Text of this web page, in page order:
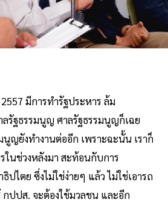
มีการทำรัฐประหาร ล้ม
รัฐธรรมนูญ ศาลรัฐธรรมนูญก็เฉย
นูญยังทำงานต่ออีก เพราะฉะนั้น เราก็
ในช่วงหลังมา สะท้อนกับการ
ปไตย ซึ่งไม่ใช่ง่ายๆ แล้ว ไม่ใช่เอารถ
กปปส. จะต้องใช้มวลชน และอีก